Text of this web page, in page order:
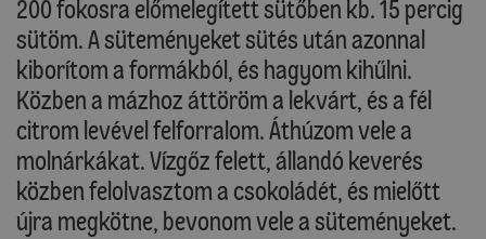
200 fokosra előmelegített sütőben kb. 15 percig
sütöm. A süteményeket sütés után azonnal
kiborítom a formákból, és hagyom kihűlni.
Közben a mázhoz áttöröm a lekvárt, és a fél
citrom levével felforralom. Áthúzom vele a
molnárkákat. Vízgőz felett, állandó keverés
közben felolvasztom a csokoládét, és mielőtt
újra megkötne, bevonom vele a süteményeket.